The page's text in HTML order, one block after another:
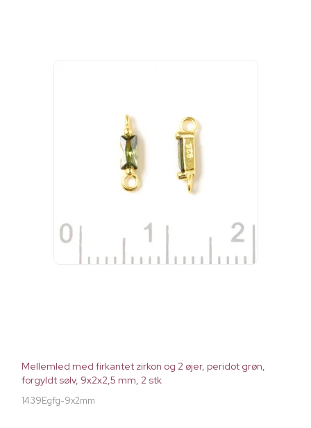
Mellemled med firkantet zirkon og 2 øjer, peridot grøn,
forgyldt sølv, 9x2x2,5 mm, 2 stk
1439Egfg-9x2mm